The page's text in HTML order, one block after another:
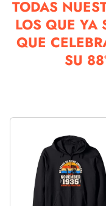
TODAS
LOS QUE YA
QUE
SU